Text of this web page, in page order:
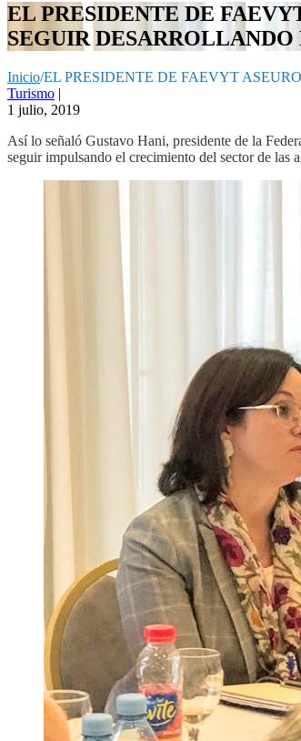
EL PRESIDENTE DE
SEGUIR
Inicio/EL PRESIDENTE DE FAEVYT
Turismo |
1 julio, 2019
Así lo señaló Gustavo Hani, presidente de la
seguir impulsando el crecimiento del sector de las